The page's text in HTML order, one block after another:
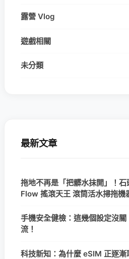
露營 Vlog
遊戲相關
未分類
最新文章
拖地不再是「把髒水抹開」！
Flow 搖滾天王 滾筒活水掃拖機
手機安全健檢：這幾個設定沒
流！
科技新知：為什麼 eSIM 正逐